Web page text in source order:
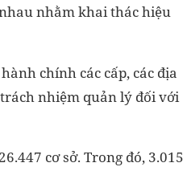
nhằm khai thác hiệu
chính các cấp, các địa
nhiệm quản lý đối với
cơ sở. Trong đó, 3.015